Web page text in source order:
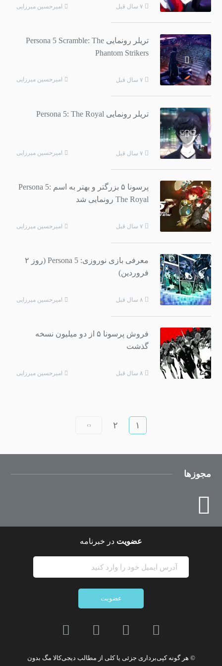
۷ سال قبل امیرحسین میرزایی
تریلر رونمایی Persona 5 Scramble: The
Phantom Strikers
۷ سال قبل امیرحسین میرزایی
تریلر رونمایی Persona 5: The Royal
۷ سال قبل امیرحسین میرزایی
پرسونا ۵ بزرگتر و بهتر به اسم Persona 5:
The Royal رونمایی شد
۷ سال قبل امیرحسین میرزایی
معرفی بازی نوروزی: Persona 5 (روز ۲
فروردین)
۸ سال قبل امیرحسین میرزایی
فروش پرسونا ۵ از دو میلیون نسخه
گذشت
۸ سال قبل امیرحسین میرزایی
۱ ۲
مجوزها
عضویت در خبرنامه
عضویت
© هر گونهکپی‌برداری جزئی یا کلی از مطالب دیجی‌کالا مگ بدون